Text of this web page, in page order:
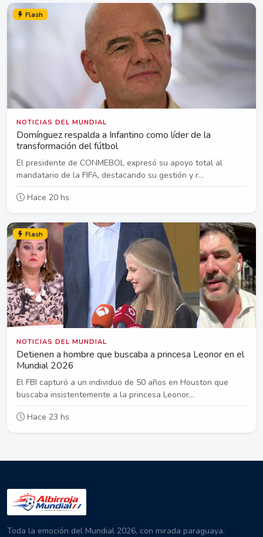
Flash
NOTICIAS DEL MUNDIAL
Domínguez respalda a Infantino como líder de la
transformación del fútbol
El presidente de CONMEBOL expresó su apoyo total al
mandatario de la FIFA, destacando su gestión y r...
Hace 20 hs
Flash
NOTICIAS DEL MUNDIAL
Detienen a hombre que buscaba a princesa Leonor en el
Mundial 2026
El FBI capturó a un individuo de 50 años en Houston que
buscaba insistentemente a la princesa Leonor...
Hace 23 hs
Toda la emoción del Mundial 2026, con mirada paraguaya.